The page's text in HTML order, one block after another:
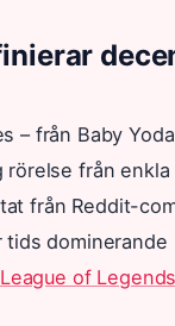
– från Baby
rörelse från
från Reddit-
League of